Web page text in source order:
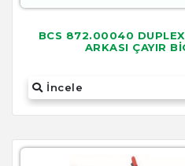
BCS 872.00040
ARKASI ÇAYIR
İncele